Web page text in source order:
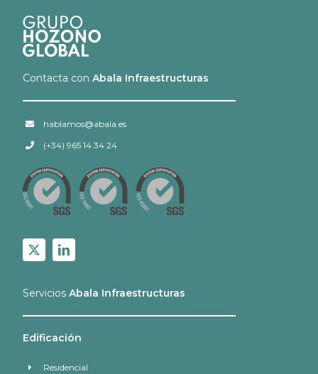
Contacta con Abala Infraestructuras
hablamos@abala.es
(+34) 965 14 34 24
Servicios Abala Infraestructuras
Edificación
Residencial